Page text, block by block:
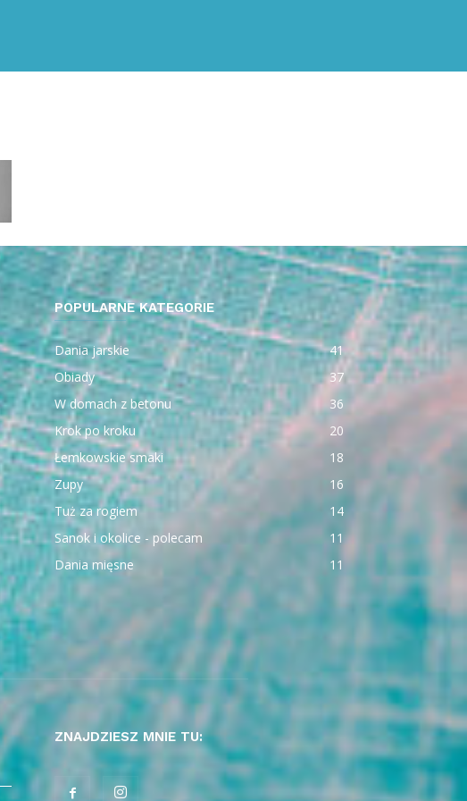
POPULARNE KATEGORIE
Dania jarskie
41
Obiady
37
W domach z betonu
36
Krok po kroku
20
Łemkowskie smaki
18
Zupy
16
Tuż za rogiem
14
Sanok i okolice - polecam
11
Dania mięsne
11
ZNAJDZIESZ MNIE TU: